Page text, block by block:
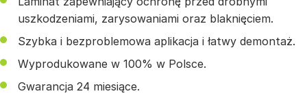
uszkodzeniami, zarysowaniami oraz blaknięciem.
Szybka i bezproblemowa aplikacja i łatwy demontaż.
Wyprodukowane w 100% w Polsce.
Gwarancja 24 miesiące.